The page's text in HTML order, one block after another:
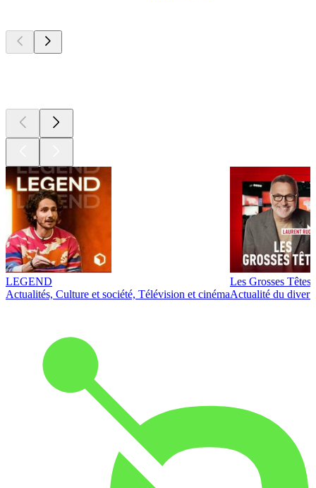
LEGEND
Actualités, Culture et société, Télévision et cinéma
Les Grosses Têtes
Actualité du